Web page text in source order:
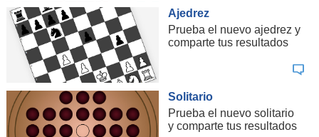
Ajedrez
Prueba el nuevo ajedrez y
comparte tus resultados
Solitario
Prueba el nuevo solitario
y comparte tus resultados